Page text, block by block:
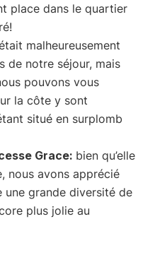
place dans le quartier
malheureusement
de notre séjour, mais
pouvons vous
la côte y sont
situé en surplomb
Grace: bien qu’elle
nous avons apprécié
grande diversité de
plus jolie au